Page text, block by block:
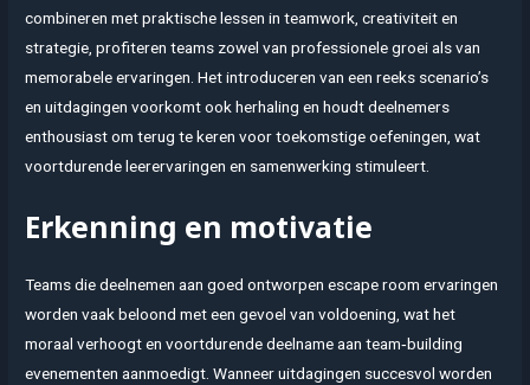
combineren met praktische lessen in teamwork, creativiteit en
strategie, profiteren teams zowel van professionele groei als van
memorabele ervaringen. Het introduceren van een reeks scenario’s
en uitdagingen voorkomt ook herhaling en houdt deelnemers
enthousiast om terug te keren voor toekomstige oefeningen, wat
voortdurende leerervaringen en samenwerking stimuleert.
Erkenning en motivatie
Teams die deelnemen aan goed ontworpen escape room ervaringen
worden vaak beloond met een gevoel van voldoening, wat het
moraal verhoogt en voortdurende deelname aan team‑building
evenementen aanmoedigt. Wanneer uitdagingen succesvol worden